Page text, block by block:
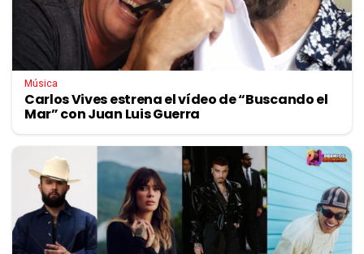
Música
Carlos Vives estrena el vídeo de “Buscando el
Mar” con Juan Luis Guerra